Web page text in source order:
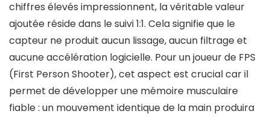
chiffres élevés impressionnent, la véritable valeur
ajoutée réside dans le suivi 1:1. Cela signifie que le
capteur ne produit aucun lissage, aucun filtrage et
aucune accélération logicielle. Pour un joueur de FPS
(First Person Shooter), cet aspect est crucial car il
permet de développer une mémoire musculaire
fiable : un mouvement identique de la main produira